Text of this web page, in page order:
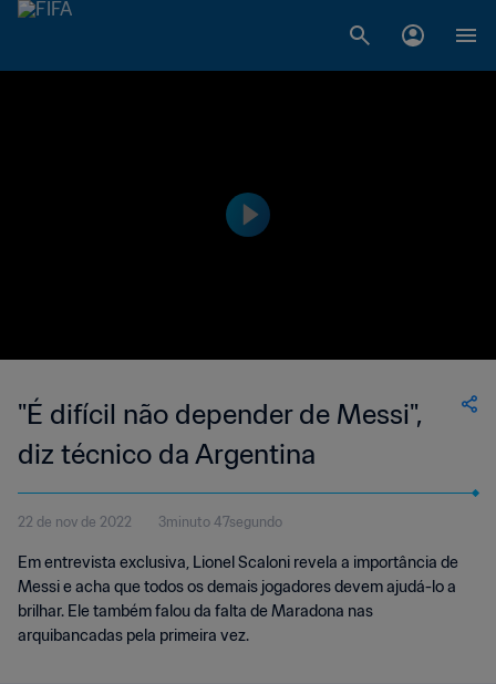
"É difícil não depender de Messi",
diz técnico da Argentina
22 de nov de 2022 3minuto 47segundo
Em entrevista exclusiva, Lionel Scaloni revela a importância de
Messi e acha que todos os demais jogadores devem ajudá-lo a
brilhar. Ele também falou da falta de Maradona nas
arquibancadas pela primeira vez.